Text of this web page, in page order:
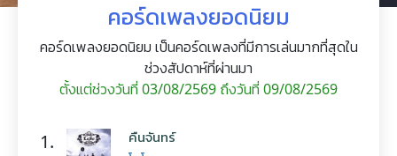
คอร์ดเพลงยอดนิยม
คอร์ดเพลงยอดนิยม เป็นคอร์ดเพลงที่มีการเล่นมากที่สุดใน
ช่วงสัปดาห์ที่ผ่านมา
ตั้งแต่ช่วงวันที่ 03/08/2569 ถึงวันที่ 09/08/2569
1. คืนจันทร์